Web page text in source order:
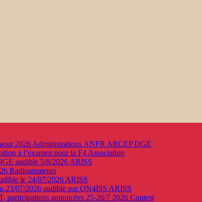
2026 Administrations ANFR ARCEP DGE
à l’examen pour la F4 Association
audible 5/8/2026 ARISS
Radioamateurs
le 24/07/2026 ARISS
23/07/2026 audible par ON4ISS ARISS
participations annoncées 25-26/7 2026 Contest